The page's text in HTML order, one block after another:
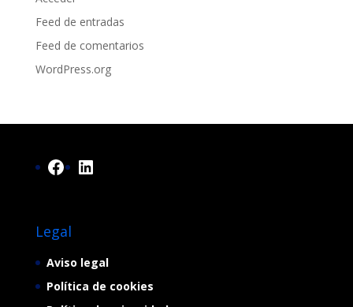
Feed de entradas
Feed de comentarios
WordPress.org
Facebook
LinkedIn
Legal
Aviso legal
Política de cookies